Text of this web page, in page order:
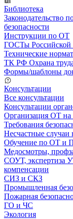
Библиотека
Законодательство
безопасности
Инструкции по ОТ
ГОСТы Российской
Технические
ТК РФ Охрана
Формы/шаблоны
Консультации
Все консультации
Консультации
Организация ОТ
Требования
Несчастные случаи
Обучение по ОТ и
Медосмотры,
СОУТ, экспертиза
компенсации
СИЗ и СКЗ
Промышленная
Пожарная
ГО и ЧС
Экология